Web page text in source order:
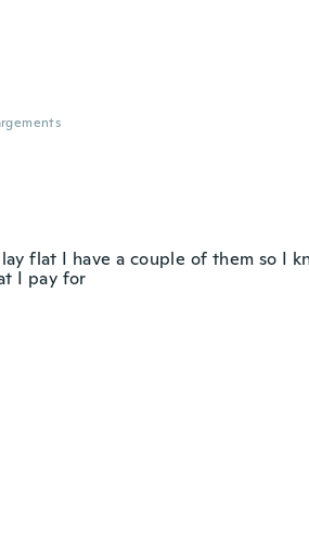
flat I have a couple of them so I
I pay for